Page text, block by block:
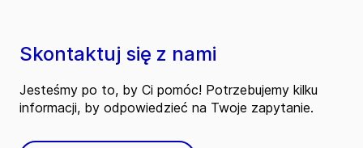
Skontaktuj się z nami
Jesteśmy po to, by Ci pomóc! Potrzebujemy kilku
informacji, by odpowiedzieć na Twoje zapytanie.